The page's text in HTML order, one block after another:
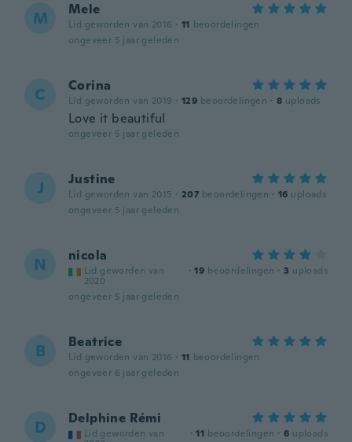
M Mele
Lid geworden van 2016 · 11 beoordelingen
ongeveer 5 jaar geleden
C Corina
Lid geworden van 2019 · 129 beoordelingen · 8 uploads
Love it beautiful
ongeveer 5 jaar geleden
J Justine
Lid geworden van 2015 · 207 beoordelingen · 16 uploads
ongeveer 5 jaar geleden
N nicola
Lid geworden van
2020
· 19 beoordelingen · 3 uploads
ongeveer 5 jaar geleden
B Beatrice
Lid geworden van 2016 · 11 beoordelingen
ongeveer 6 jaar geleden
D Delphine Rémi
Lid geworden van
· 11 beoordelingen · 6 uploads